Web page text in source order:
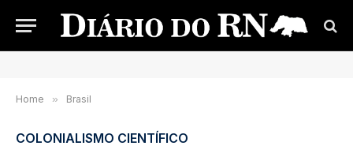
Home » Brasil
COLONIALISMO CIENTÍFICO